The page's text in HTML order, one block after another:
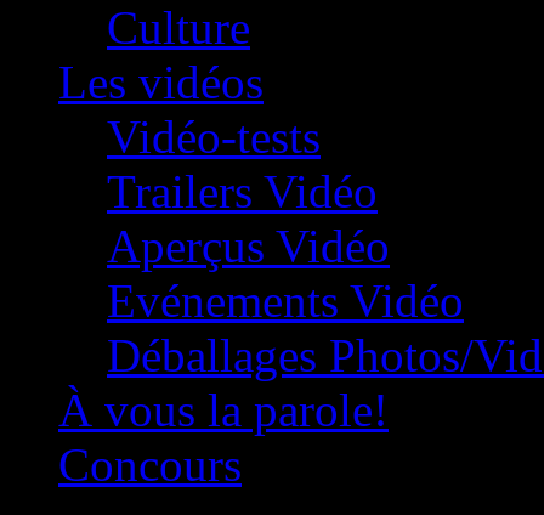
Culture
Les vidéos
Vidéo-tests
Trailers Vidéo
Aperçus Vidéo
Evénements Vidéo
Déballages Photos/
À vous la parole!
Concours